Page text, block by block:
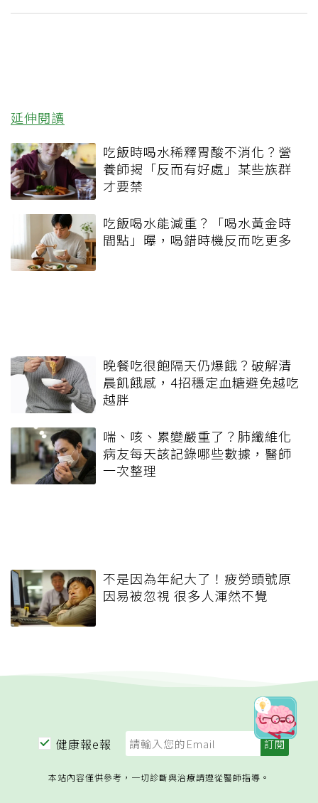
延伸閱讀
吃飯時喝水稀釋胃酸不消化？營
養師揭「反而有好處」某些族群
才要禁
吃飯喝水能減重？「喝水黃金時
間點」曝，喝錯時機反而吃更多
晚餐吃很飽隔天仍爆餓？破解清
晨飢餓感，4招穩定血糖避免越吃
越胖
喘、咳、累變嚴重了？肺纖維化
病友每天該記錄哪些數據，醫師
一次整理
不是因為年紀大了！疲勞頭號原
因易被忽視 很多人渾然不覺
健康報e報
本站內容僅供參考，一切診斷與治療請遵從醫師指導。